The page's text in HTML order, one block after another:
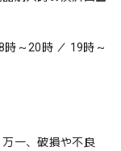
～20時 ／ 19時～
一、破損や不良